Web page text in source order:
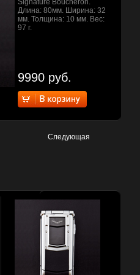
Signature Boucheron.
Длина: 80мм. Ширина: 32
мм. Толщина: 10 мм. Вес:
97 г.
9990 руб.
Следующая